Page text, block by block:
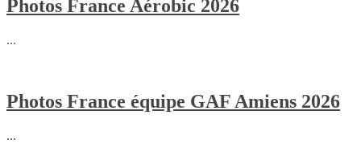
Photos France Aérobic 2026
...
Photos France équipe GAF Amiens 2026
...